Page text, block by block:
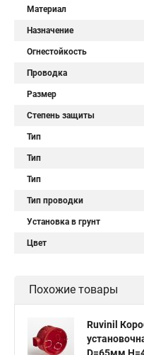
Материал
Назначение
Огнестойкость
Проводка
Размер
Степень защиты
Тип
Тип
Тип
Тип проводки
Установка в грунт
Цвет
Похожие товары
Ruvinil